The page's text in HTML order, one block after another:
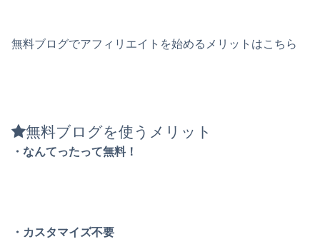
無料ブログでアフィリエイトを始めるメリットはこちら
無料ブログを使うメリット
・なんてったって無料！
・カスタマイズ不要